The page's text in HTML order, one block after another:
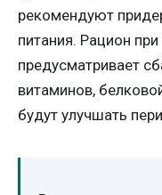
рекомендуют
питания. Рацион
предусматривает
витаминов,
будут улучшать